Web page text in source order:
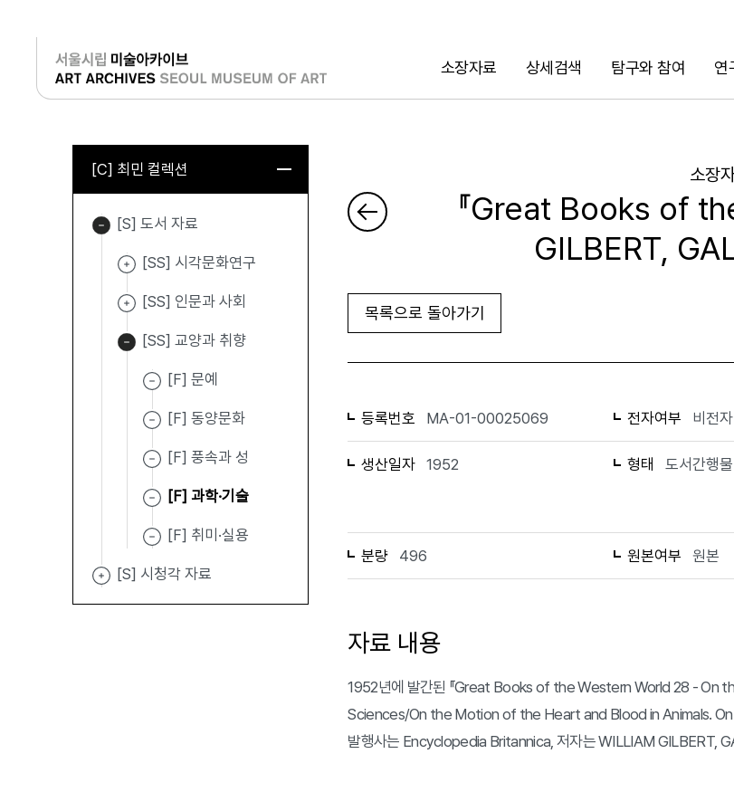
소장자료 상세검색 탐구와 참여 연
검색
로그인
[C] 최민 컬렉션
[S] 도서 자료
[SS] 시각문화연구
[SS] 인문과 사회
[SS] 교양과 취향
[F] 문예
[F] 동양문화
[F] 풍속과 성
[F] 과학·기술
[F] 취미·실용
[S] 시청각 자료
소장
『Great Books of
GILBERT,
목록으로 돌아가기
등록번호 MA-01-00025069 전자여부 비전자
생산일자 1952 형태 도서간행물
분량 496 원본여부 원본
자료 내용
1952년에 발간된 『Great Books of the Western World 28 -
Sciences/On the Motion of the Heart and Blood in Animals.
발행사는 Encyclopedia Britannica, 저자는 WILLIAM GILBERT,